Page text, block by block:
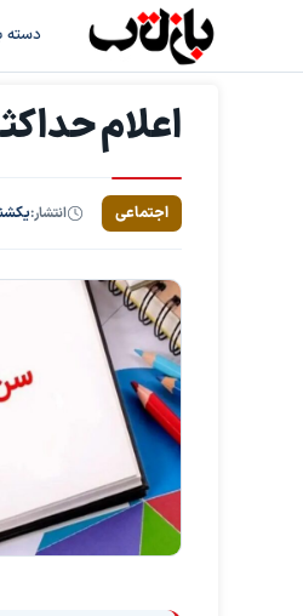
دسته
اعلام
اجتماعی انتشار:یکشنبه ۲۲ مهر